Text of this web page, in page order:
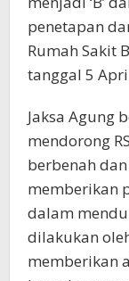
penetapan
Rumah Sakit
tanggal 5
Jaksa Agung
mendorong
berbenah
memberikan
dalam
dilakukan
memberikan